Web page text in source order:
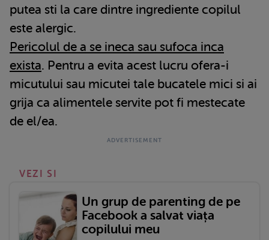
putea sti la care dintre ingrediente copilul
este alergic.
Pericolul de a se ineca sau sufoca inca
exista. Pentru a evita acest lucru ofera-i
micutului sau micutei tale bucatele mici si ai
grija ca alimentele servite pot fi mestecate
de el/ea.
VEZI SI
Un grup de parenting de pe
Facebook a salvat viața
copilului meu